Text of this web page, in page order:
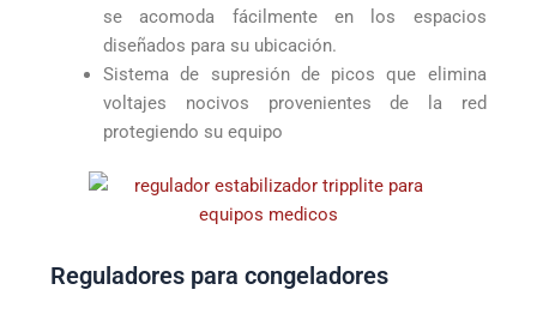
se acomoda fácilmente en los espacios
diseñados para su ubicación.
Sistema de supresión de picos que elimina
voltajes nocivos provenientes de la red
protegiendo su equipo
Reguladores para congeladores